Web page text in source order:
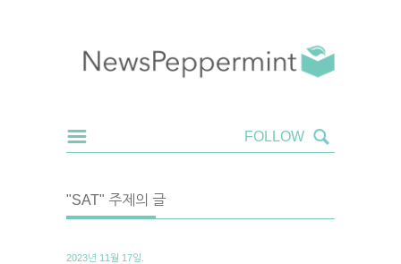
"SAT" 주제의 글
2023년 11월 17일.